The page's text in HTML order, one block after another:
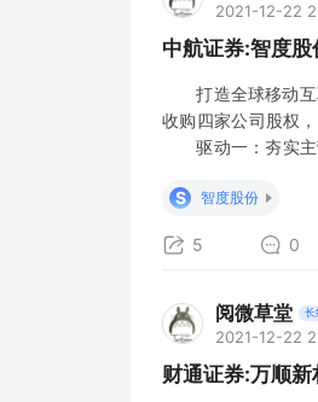
2021-12-22
中航证券:智度
打造全球移动互
收购四家公司股权
驱动一：夯实主
HUAWEIAds游戏、
S 智度股份
5 0
阅微草堂 长
2021-12-22
财通证券:万顺